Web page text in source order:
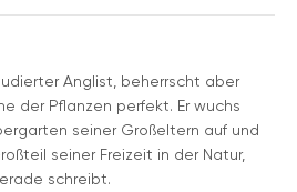
Anglist, beherrscht aber
der Pflanzen perfekt. Er wuchs
seiner Großeltern auf und
seiner Freizeit in der Natur,
schreibt.